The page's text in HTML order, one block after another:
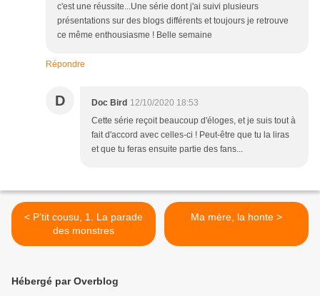
c'est une réussite...Une série dont j'ai suivi plusieurs
présentations sur des blogs différents et toujours je retrouve
ce même enthousiasme ! Belle semaine
Répondre
D Doc Bird 12/10/2020 18:53
Cette série reçoit beaucoup d'éloges, et je suis tout à
fait d'accord avec celles-ci ! Peut-être que tu la liras
et que tu feras ensuite partie des fans...
< P’tit cousu, 1. La parade
des monstres
Ma mère, la honte >
Hébergé par Overblog